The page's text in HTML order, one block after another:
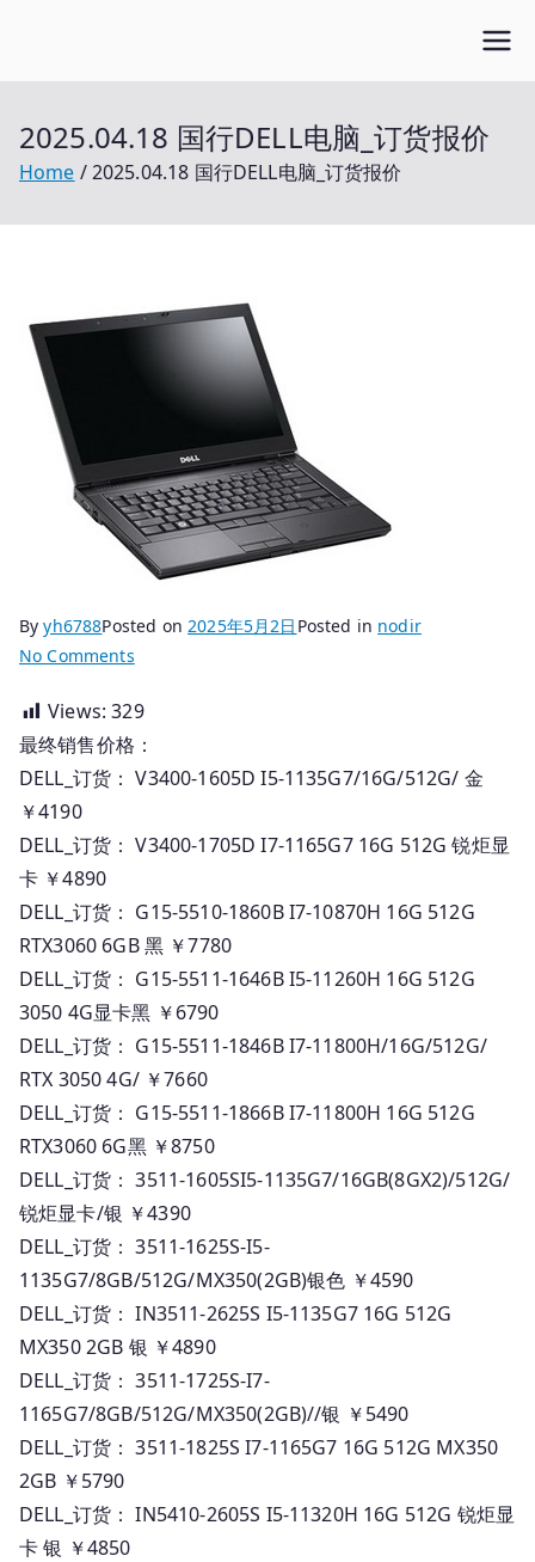
2025.04.18 国行DELL电脑_订货报价
Home 2025.04.18 国行DELL电脑_订货报价
Byyh6788Posted on2025年5月2日 Posted in nodir
No Commentson
国
行
DELL
脑
货
报
价
Views: 329
最终销售价格：
DELL_订货： V3400-1605D I5-1135G7/16G/512G/ 金
￥4190
DELL_订货： V3400-1705D I7-1165G7 16G 512G 锐炬显
卡 ￥4890
DELL_订货： G15-5510-1860B I7-10870H 16G 512G
RTX3060 6GB 黑 ￥7780
DELL_订货： G15-5511-1646B I5-11260H 16G 512G
3050 4G显卡黑 ￥6790
DELL_订货： G15-5511-1846B I7-11800H/16G/512G/
RTX 3050 4G/ ￥7660
DELL_订货： G15-5511-1866B I7-11800H 16G 512G
RTX3060 6G黑 ￥8750
DELL_订货： 3511-1605SI5-1135G7/16GB(8GX2)/512G/
锐炬显卡/银 ￥4390
DELL_订货： 3511-1625S-I5-
1135G7/8GB/512G/MX350(2GB)银色 ￥4590
DELL_订货： IN3511-2625S I5-1135G7 16G 512G
MX350 2GB 银 ￥4890
DELL_订货： 3511-1725S-I7-
1165G7/8GB/512G/MX350(2GB)//银 ￥5490
DELL_订货： 3511-1825S I7-1165G7 16G 512G MX350
2GB ￥5790
DELL_订货： IN5410-2605S I5-11320H 16G 512G 锐炬显
卡 银 ￥4850